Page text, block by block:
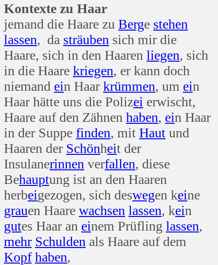
Kontexte zu Haar
jemand die Haare zu Berge stehen
lassen, da sträuben sich mir die
Haare, sich in den Haaren liegen, sich
in die Haare kriegen, er kann doch
niemand ein Haar krümmen, um ein
Haar hätte uns die Polizei erwischt,
Haare auf den Zähnen haben, ein Haar
in der Suppe finden, mit Haut und
Haaren der Schönheit der
Insulanerinnen verfallen, diese
Behauptung ist an den Haaren
herbeigezogen, sich deswegen keine
grauen Haare wachsen lassen, kein
gutes Haar an einem Prüfling lassen,
mehr Schulden als Haare auf dem
Kopf haben,